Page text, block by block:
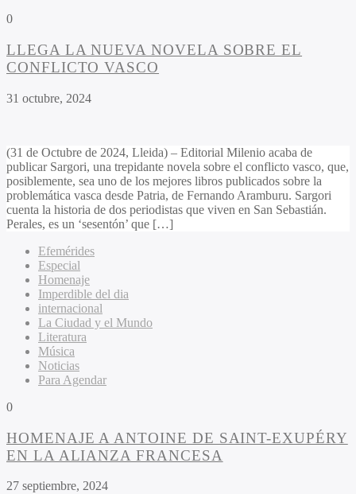
0
LLEGA LA NUEVA NOVELA SOBRE EL
CONFLICTO VASCO
31 octubre, 2024
(31 de Octubre de 2024, Lleida) – Editorial Milenio acaba de
publicar Sargori, una trepidante novela sobre el conflicto vasco, que,
posiblemente, sea uno de los mejores libros publicados sobre la
problemática vasca desde Patria, de Fernando Aramburu. Sargori
cuenta la historia de dos periodistas que viven en San Sebastián.
Perales, es un ‘sesentón’ que […]
Efemérides
Especial
Homenaje
Imperdible del dia
internacional
La Ciudad y el Mundo
Literatura
Música
Noticias
Para Agendar
0
HOMENAJE A ANTOINE DE SAINT-EXUPÉRY
EN LA ALIANZA FRANCESA
27 septiembre, 2024